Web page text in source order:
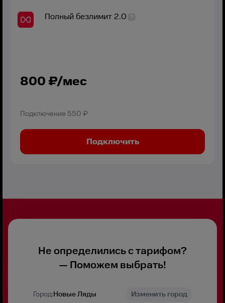
Полный безлимит 2.0
800 ₽/мес
Подключение 550 ₽
Подключить
Не определились с тарифом?
— Поможем выбрать!
Город:Новые Ляды Изменить город